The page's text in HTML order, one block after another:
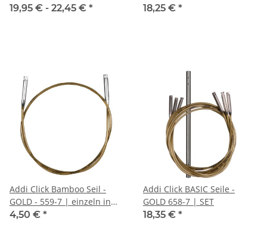
19,95 € - 22,45 € *
15cm
18,25 € *
Addi Click Bamboo Seil -
GOLD - 559-7 | einzeln in
div. Längen
4,50 € *
Addi Click BASIC Seile -
GOLD 658-7 | SET
18,35 € *